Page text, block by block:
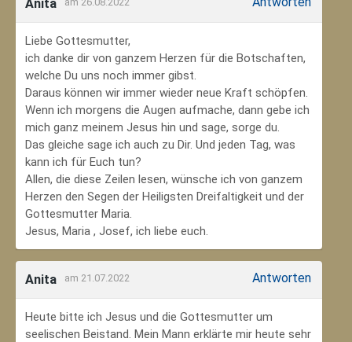
Anita
Liebe Gottesmutter,
ich danke dir von ganzem Herzen für die Botschaften,
welche Du uns noch immer gibst.
Daraus können wir immer wieder neue Kraft schöpfen.
Wenn ich morgens die Augen aufmache, dann gebe ich
mich ganz meinem Jesus hin und sage, sorge du.
Das gleiche sage ich auch zu Dir. Und jeden Tag, was
kann ich für Euch tun?
Allen, die diese Zeilen lesen, wünsche ich von ganzem
Herzen den Segen der Heiligsten Dreifaltigkeit und der
Gottesmutter Maria.
Jesus, Maria , Josef, ich liebe euch.
Anita am 21.07.2022 Antworten
Heute bitte ich Jesus und die Gottesmutter um
seelischen Beistand. Mein Mann erklärte mir heute sehr